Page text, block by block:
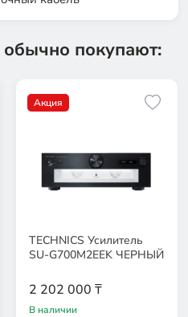
покупают:
Акция
TECHNICS Усилитель
SU-G700M2EEK ЧЕРНЫЙ
2 202 000 ₸
В наличии